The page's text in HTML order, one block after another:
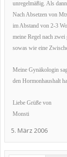
unregelmäßig. Als
Nach Absetzen von
im Abstand von 2-3
meine Regel nach
sowas wie eine
Meine Gynäkologin
den Hormonhaushalt
Liebe Grüße von
Monsti
5. März 2006